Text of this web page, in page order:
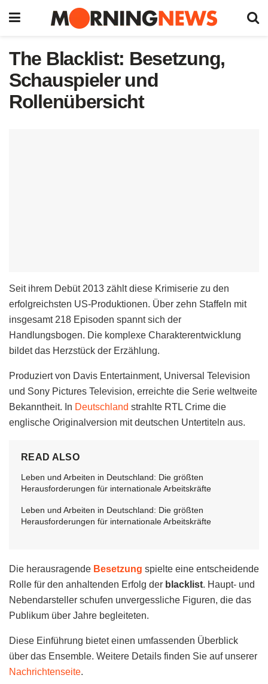
The Blacklist: Besetzung,
Schauspieler und
Rollenübersicht
Seit ihrem Debüt 2013 zählt diese Krimiserie zu den
erfolgreichsten US-Produktionen. Über zehn Staffeln mit
insgesamt 218 Episoden spannt sich der
Handlungsbogen. Die komplexe Charakterentwicklung
bildet das Herzstück der Erzählung.
Produziert von Davis Entertainment, Universal Television
und Sony Pictures Television, erreichte die Serie weltweite
Bekanntheit. In Deutschland strahlte RTL Crime die
englische Originalversion mit deutschen Untertiteln aus.
READ ALSO
Leben und Arbeiten in Deutschland: Die größten
Herausforderungen für internationale Arbeitskräfte
Leben und Arbeiten in Deutschland: Die größten
Herausforderungen für internationale Arbeitskräfte
Die herausragende Besetzung spielte eine entscheidende
Rolle für den anhaltenden Erfolg der blacklist. Haupt- und
Nebendarsteller schufen unvergessliche Figuren, die das
Publikum über Jahre begleiteten.
Diese Einführung bietet einen umfassenden Überblick
über das Ensemble. Weitere Details finden Sie auf unserer
Nachrichtenseite.